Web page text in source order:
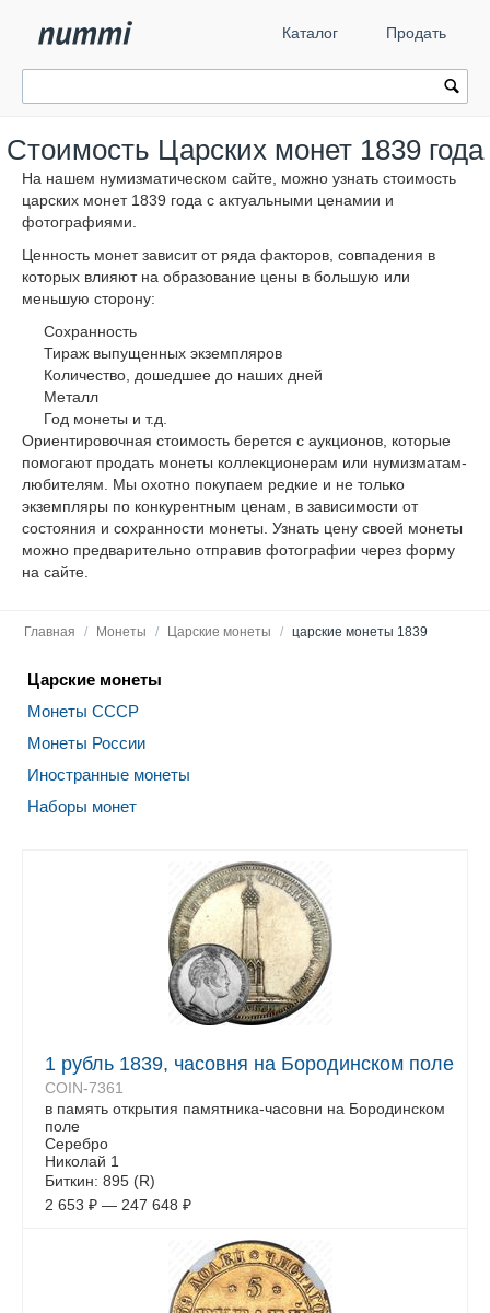
Каталог Продать
Стоимость Царских монет 1839 года
На нашем нумизматическом сайте, можно узнать стоимость
царских монет 1839 года с актуальными ценамии и
фотографиями.
Ценность монет зависит от ряда факторов, совпадения в
которых влияют на образование цены в большую или
меньшую сторону:
Сохранность
Тираж выпущенных экземпляров
Количество, дошедшее до наших дней
Металл
Год монеты и т.д.
Ориентировочная стоимость берется с аукционов, которые
помогают продать монеты коллекционерам или нумизматам-
любителям. Мы охотно покупаем редкие и не только
экземпляры по конкурентным ценам, в зависимости от
состояния и сохранности монеты. Узнать цену своей монеты
можно предварительно отправив фотографии через форму
на сайте.
Главная / Монеты / Царские монеты / царские монеты 1839
Царские монеты
Монеты СССР
Монеты России
Иностранные монеты
Наборы монет
1 рубль 1839, часовня на Бородинском поле
COIN-7361
в память открытия памятника-часовни на Бородинском
поле
Серебро
Николай 1
Биткин: 895 (R)
2 653 ₽ — 247 648 ₽